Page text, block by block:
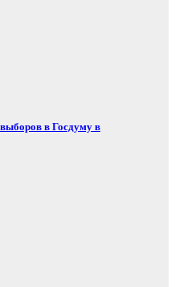
выборов в Госдуму в